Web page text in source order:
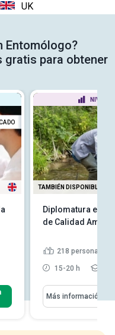
UK
Entomólogo?
gratis para obtener
NIVEL
TAMBIÉN DISPONIBLE EN
Diplomatura en
de Calidad
218 personas
15-20 h
Más información